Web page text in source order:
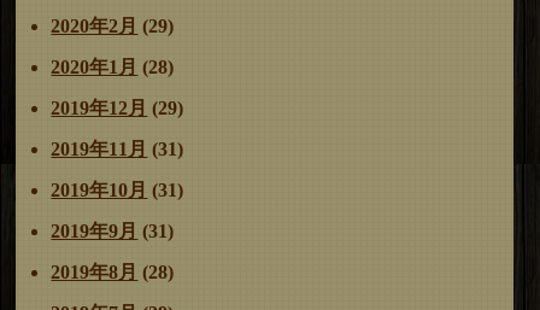
2020年2月 (29)
2020年1月 (28)
2019年12月 (29)
2019年11月 (31)
2019年10月 (31)
2019年9月 (31)
2019年8月 (28)